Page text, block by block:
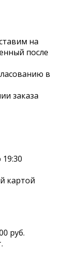
на
после
в
заказа
картой
руб.